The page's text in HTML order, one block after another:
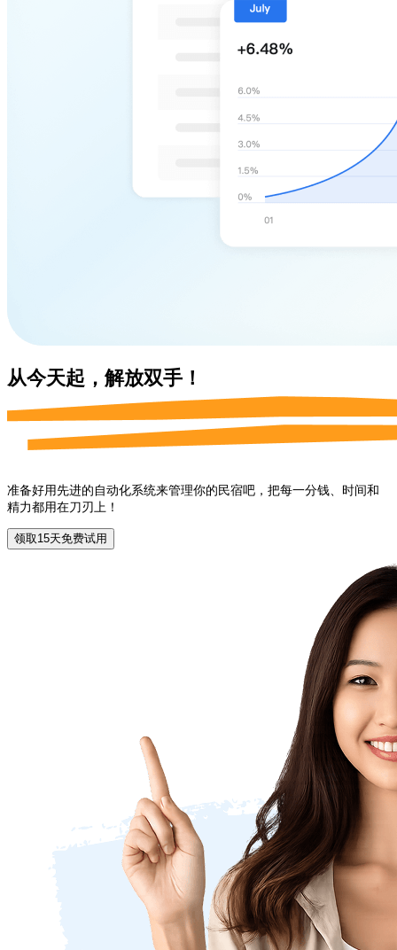
从今天起， 解放双手！
准备好用先进的自动化系统来管理你的民宿吧，把每一分钱、时间和
精力都用在刀刃上！
领取15天免费试用